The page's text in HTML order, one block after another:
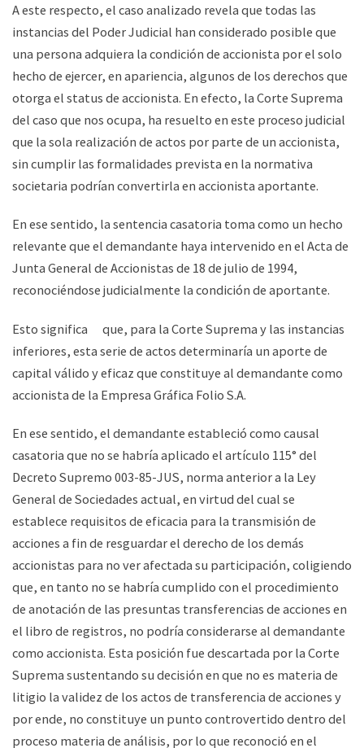
A este respecto, el caso analizado revela que todas las
instancias del Poder Judicial han considerado posible que
una persona adquiera la condición de accionista por el solo
hecho de ejercer, en apariencia, algunos de los derechos que
otorga el status de accionista. En efecto, la Corte Suprema
del caso que nos ocupa, ha resuelto en este proceso judicial
que la sola realización de actos por parte de un accionista,
sin cumplir las formalidades prevista en la normativa
societaria podrían convertirla en accionista aportante.
En ese sentido, la sentencia casatoria toma como un hecho
relevante que el demandante haya intervenido en el Acta de
Junta General de Accionistas de 18 de julio de 1994,
reconociéndose judicialmente la condición de aportante.
Esto significa que, para la Corte Suprema y las instancias
inferiores, esta serie de actos determinaría un aporte de
capital válido y eficaz que constituye al demandante como
accionista de la Empresa Gráfica Folio S.A.
En ese sentido, el demandante estableció como causal
casatoria que no se habría aplicado el artículo 115° del
Decreto Supremo 003-85-JUS, norma anterior a la Ley
General de Sociedades actual, en virtud del cual se
establece requisitos de eficacia para la transmisión de
acciones a fin de resguardar el derecho de los demás
accionistas para no ver afectada su participación, coligiendo
que, en tanto no se habría cumplido con el procedimiento
de anotación de las presuntas transferencias de acciones en
el libro de registros, no podría considerarse al demandante
como accionista. Esta posición fue descartada por la Corte
Suprema sustentando su decisión en que no es materia de
litigio la validez de los actos de transferencia de acciones y
por ende, no constituye un punto controvertido dentro del
proceso materia de análisis, por lo que reconoció en el